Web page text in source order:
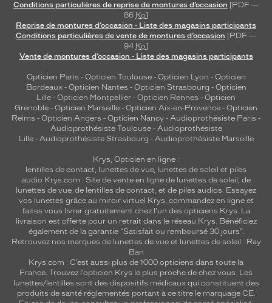
Conditions particulières de reprise de montures d’occasion [PDF —
86 Ko]
Reprise de montures d’occasion - Liste des magasins participants
Conditions particulières de vente de montures d’occasion [PDF —
94 Ko]
Vente de montures d’occasion - Liste des magasins participants
Opticien Paris - Opticien Toulouse- Opticien Lyon - Opticien
Bordeaux- Opticien Nantes - Opticien Strasbourg - Opticien
Lille - Opticien Montpellier - Opticien Rennes - Opticien
Grenoble - Opticien Marseille - Opticien Aix-en-Provence - Opticien
Reims - Opticien Angers - Opticien Nancy - Audioprothésiste Paris -
Audioprothésiste Toulouse- Audioprothésiste
Lille- Audioprothésiste Strasbourg - Audioprothésiste Marseille
Krys, Opticien en ligne :
lentilles de contact, lunettes de vue, lunettes de soleil et piles
audio Krys.com : Site de vente en ligne de lunettes de soleil, de
lunettes de vue, de lentilles de contact, et de piles audios. Essayez
vos lunettes grâce au miroir virtuel Krys, commandez en ligne et
faites vous livrer gratuitement chez l'un des opticiens Krys. La
livraison est offerte pour un retrait dans le réseau Krys. Bénéficiez
également de la garantie "Satisfait ou remboursé 30 jours".
Retrouvez nos marques de lunettes de vue et lunettes de soleil : Ray
Ban
Krys.com : C’est aussi plus de 1000 opticiens dans toute la
France. Trouvez l’opticien Krys le plus proche de chez vous. Les
lunettes/lentilles sont des dispositifs médicaux qui constituent des
produits de santé réglementés portant à ce titre le marquage CE.